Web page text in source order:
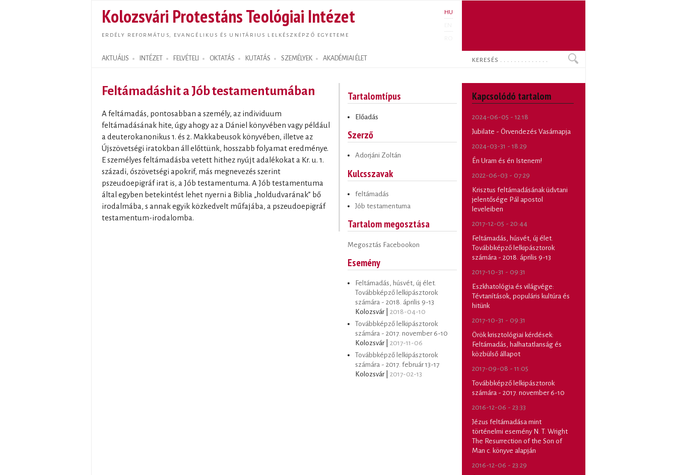
tartalomra
Kolozsvári Protestáns Teológiai Intézet
ERDÉLY REFORMÁTUS, EVANGÉLIKUS ÉS UNITÁRIUS LELKÉSZKÉPZŐ EGYETEME
HU
AKTUÁLIS INTÉZET FELVÉTELI OKTATÁS KUTATÁS SZEMÉLYEK AKADÉMIAI ÉLET
Search form
Keresés
Feltámadáshit a Jób testamentumában
A feltámadás, pontosabban a személy, az individuum
feltámadásának hite, úgy ahogy az a Dániel könyvében vagy például
a deuterokanonikus 1. és 2. Makkabeusok könyvében, illetve az
Újszövetségi iratokban áll előttünk, hosszabb folyamat eredménye.
E személyes feltámadásba vetett hithez nyújt adalékokat a Kr. u. 1.
századi, ószövetségi apokrif, más megnevezés szerint
pszeudoepigráf irat is, a Jób testamentuma. A Jób testamentuma
által egyben betekintést lehet nyerni a Biblia „holdudvarának” bő
irodalmába, s annak egyik közkedvelt műfajába, a pszeudoepigráf
testamentum-irodalomba.
Tartalomtípus
Előadás
Szerző
Adorjáni Zoltán
Kulcsszavak
feltámadás
Jób testamentuma
Tartalom megosztása
Megosztás Facebookon
Esemény
Feltámadás, húsvét, új élet.
Továbbképző lelkipásztorok
számára - 2018. április 9-13
Kolozsvár | 2018-04-10
Továbbképző lelkipásztorok
számára - 2017. november 6-10
Kolozsvár | 2017-11-06
Továbbképző lelkipásztorok
számára - 2017. február 13-17
Kolozsvár | 2017-02-13
Kapcsolódó tartalom
2024-06-05 - 12:18
Jubilate - Örvendezés Vasárnapja
2024-03-31 - 18:29
Én Uram és én Istenem!
2022-06-03 - 07:29
Krisztus feltámadásának üdvtani
jelentősége Pál apostol
leveleiben
2017-12-05 - 20:44
Feltámadás, húsvét, új élet.
Továbbképző lelkipásztorok
számára - 2018. április 9-13
2017-10-31 - 09:31
Eszkhatológia és világvége:
Tévtanítások, populáris kultúra és
hitünk
2017-10-31 - 09:31
Örök krisztológiai kérdések:
Feltámadás, halhatatlanság és
közbülső állapot
2017-09-08 - 11:05
Továbbképző lelkipásztorok
számára - 2017. november 6-10
2016-12-06 - 23:33
Jézus feltámadása mint
történelmi esemény N. T. Wright
The Resurrection of the Son of
Man c. könyve alapján
2016-12-06 - 23:29